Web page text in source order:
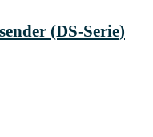
(DS-Serie)